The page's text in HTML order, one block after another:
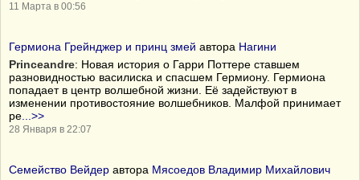
11 Марта в 00:56
Гермиона Грейнджер и принц змей автора Нагини
Princeandre: Новая история о Гарри Поттере ставшем
разновидностью василиска и спасшем Гермиону. Гермиона
попадает в центр волшебной жизни. Её задействуют в
изменении противостояние волшебников. Малфой принимает
ре ...>>
28 Января в 22:07
Семейство Вейдер автора Мясоедов Владимир Михайлович